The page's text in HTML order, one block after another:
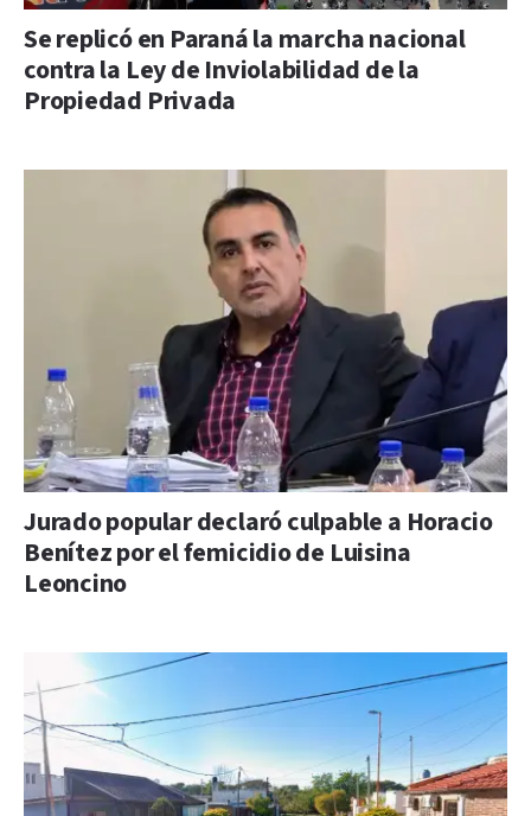
Se replicó en Paraná la marcha nacional
contra la Ley de Inviolabilidad de la
Propiedad Privada
Jurado popular declaró culpable a Horacio
Benítez por el femicidio de Luisina
Leoncino